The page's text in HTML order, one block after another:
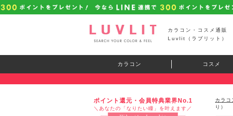
カラコン・コスメ通販
Luvlit（ラブリット）
カラコン コスメ
ポイント還元・会員特典業界No.1
＼あなたの「なりたい瞳」を叶えます／
カラコ
り）